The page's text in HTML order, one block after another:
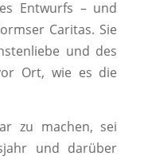
Entwurfs – und
Caritas. Sie
und des
Ort, wie es die
zu machen, sei
und darüber